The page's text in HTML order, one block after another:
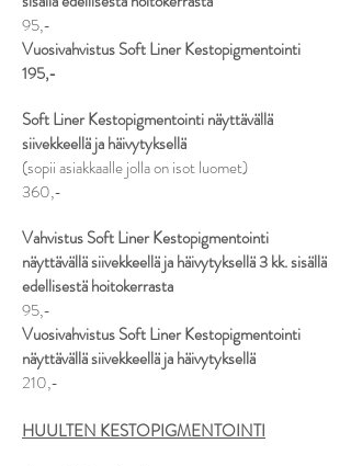
95,-
VuosivahvistusSoft Liner Kestopigmentointi
195,-
Soft Liner Kestopigmentointi näyttävällä
siivekkeellä ja häivytyksellä
(sopii asiakkaalle jolla on isot luomet)
360,-
Vahvistus Soft Liner Kestopigmentointi
näyttävällä siivekkeellä ja häivytyksellä 3 kk. sisällä
edellisestä hoitokerrasta
95,-
VuosivahvistusSoft Liner Kestopigmentointi
näyttävällä siivekkeellä ja häivytyksellä
210,-
HUULTEN KESTOPIGMENTOINTI